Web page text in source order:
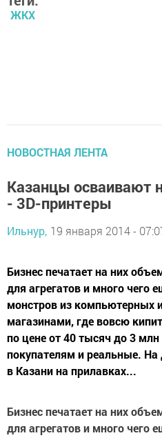
ЖКХ
НОВОСТНАЯ ЛЕНТА
Казанцы осваивают
- 3D-принтеры
Ильнур, 19 января 2014 -
Бизнес печатает на них
для агрегатов и много чего
монстров из компьютерных
магазинами, где вовсю
по цене от 40 тысяч до 3
покупателям и реальные. На
в Казани на прилавках...
Бизнес печатает на них
для агрегатов и много чего